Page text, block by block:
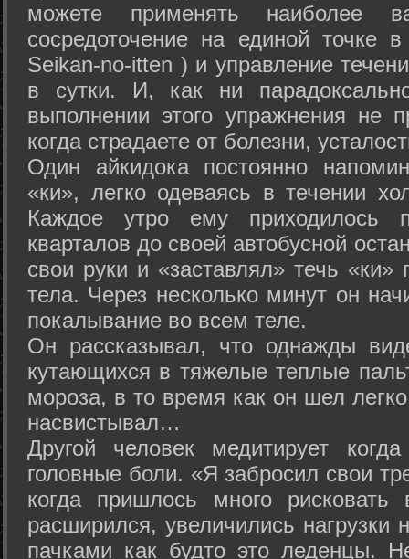
можете применять наиболее
сосредоточение на единой точке
Seikan-­no-­itten ) и управление
в сутки. И, как ни
выполнении этого упражнения не
когда страдаете от болезни,
Один айкидока постоянно
«ки», легко одеваясь в течении
Каждое утро ему приходилось
кварталов до своей автобусной
свои руки и «заставлял» течь «ки»
тела. Через несколько минут он
покалывание во всем теле.
Он рассказывал, что однажды
кутающихся в тяжелые теплые
мороза, в то время как он шел
насвистывал…
Другой человек медитирует
головные боли. «Я забросил свои
когда пришлось много
расширился, увеличились нагрузки
пачками как будто это леденцы.